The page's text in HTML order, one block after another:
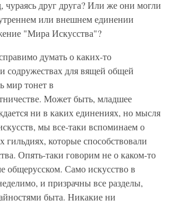
чураясь друг друга? Или же они могли
или внешнем единении
"Мира Искусства"?
думать о каких-то
содружествах для вящей общей
мир тонет в
Может быть, младшее
ни в каких единениях, но мысля
мы все-таки вспоминаем о
которые способствовали
Опять-таки говорим не о каком-то
общерусском. Само искусство в
и призрачны все разделы,
быта. Никакие ни